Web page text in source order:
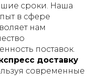
сроки. Наша
в сфере
нам
поставок.
доставку
современные